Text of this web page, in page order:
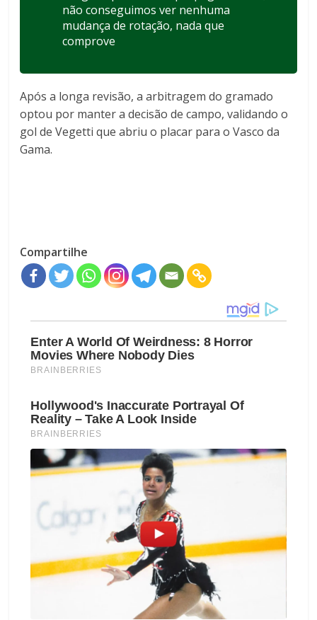
não conseguimos ver nenhuma
mudança de rotação, nada que
comprove
Após a longa revisão, a arbitragem do gramado
optou por manter a decisão de campo, validando o
gol de Vegetti que abriu o placar para o Vasco da
Gama.
Compartilhe